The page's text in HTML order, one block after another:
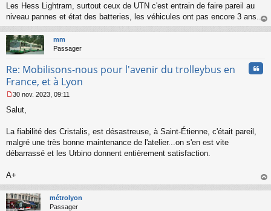
o
u
Les Hess Lightram, surtout ceux de UTN c'est entrain de faire pareil au
niveau pannes et état des batteries, les véhicules ont pas encore 3 ans...
au
mm
Passager
Re: Mobilisons-nous pour l'avenir du trolleybus en
France, et à Lyon
e
s
g
e
o
n
l
u
30 nov. 2023, 09:11
Salut,
La fiabilité des Cristalis, est désastreuse, à Saint-Étienne, c'était pareil,
malgré une très bonne maintenance de l'atelier...on s'en est vite
débarrassé et les Urbino donnent entièrement satisfaction.
A+
au
métrolyon
Passager